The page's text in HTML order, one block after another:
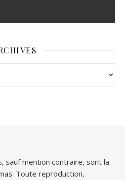
sauf mention contraire, sont la
Toute reproduction,